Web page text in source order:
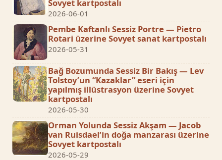
Sovyet kartpostalı
2026-06-01
Pembe Kaftanlı Sessiz Portre — Pietro
Rotari üzerine Sovyet sanat kartpostalı
2026-05-31
Bağ Bozumunda Sessiz Bir Bakış — Lev
Tolstoy’un “Kazaklar” eseri için
yapılmış illüstrasyon üzerine Sovyet
kartpostalı
2026-05-30
Orman Yolunda Sessiz Akşam — Jacob
van Ruisdael’in doğa manzarası üzerine
Sovyet kartpostalı
2026-05-29